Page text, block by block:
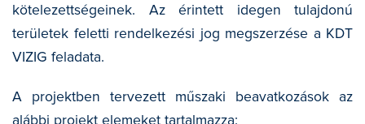
kötelezettségeinek. Az érintett idegen tulajdonú
területek feletti rendelkezési jog megszerzése a KDT
VIZIG feladata.
A projektben tervezett műszaki beavatkozások az
alábbi projekt elemeket tartalmazza: